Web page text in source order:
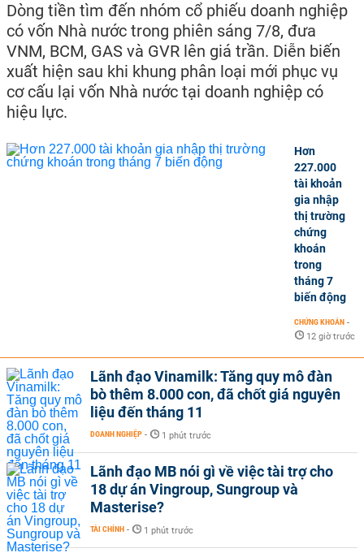
Dòng tiền tìm đến nhóm cổ phiếu doanh nghiệp
có vốn Nhà nước trong phiên sáng 7/8, đưa
VNM, BCM, GAS và GVR lên giá trần. Diễn biến
xuất hiện sau khi khung phân loại mới phục vụ
cơ cấu lại vốn Nhà nước tại doanh nghiệp có
hiệu lực.
Hơn
227.000
tài khoản
gia nhập
thị trường
chứng
khoán
trong
tháng 7
biến động
CHỨNG KHOÁN -
12 giờ trước
Lãnh đạo Vinamilk: Tăng quy mô đàn
bò thêm 8.000 con, đã chốt giá nguyên
liệu đến tháng 11
DOANH NGHIỆP - 1 phút trước
Lãnh đạo MB nói gì về việc tài trợ cho
18 dự án Vingroup, Sungroup và
Masterise?
TÀI CHÍNH - 1 phút trước